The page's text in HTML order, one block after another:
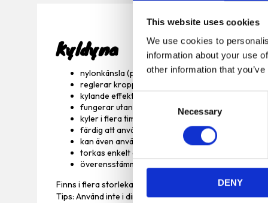
This website uses cookies
We use cookies to
information about your use
other information that
C
n
s
e
n
t
S
Necessary
DENY
Kyldyna
nylonkänsla (polyester)
reglerar kroppstemperaturen
kylande effekt vid kroppskontakt
fungerar utan ytterligare kylning, elektricitet eller
kyler i flera timmar
färdig att använda igen efter ett kort avbrott
kan även användas t.ex. i bäddar, hundkojor eller i
torkas enkelt av vid rengörning
överensstämmer med djurskydd enligt § 18 (AT)
Finns i flera storlekar.
Tips: Använd inte i direkt solljus. Använd inte i